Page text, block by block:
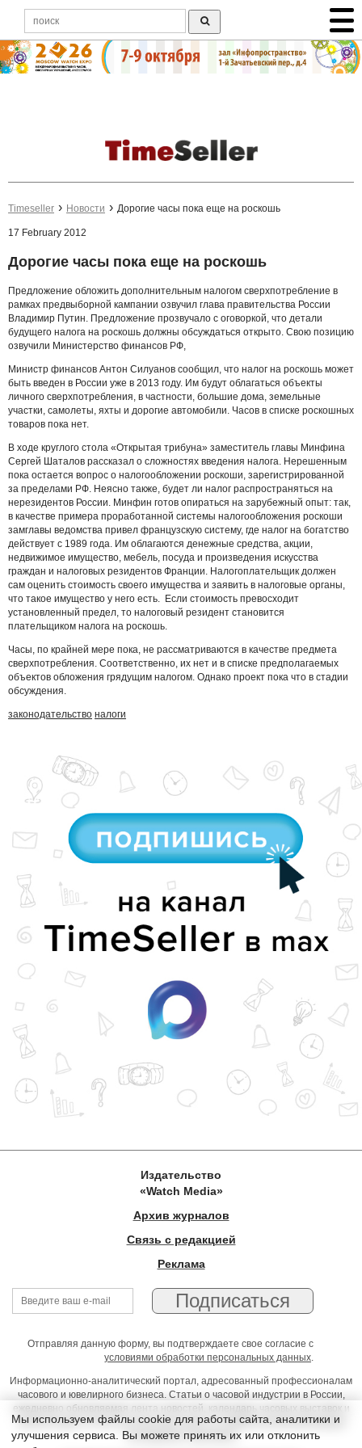
Timeseller Новости Дорогие часы пока еще на роскошь
17 February 2012
Дорогие часы пока еще на роскошь
Предложение обложить дополнительным налогом сверхпотребление в
рамках предвыборной кампании озвучил глава правительства России
Владимир Путин. Предложение прозвучало с оговоркой, что детали
будущего налога на роскошь должны обсуждаться открыто. Свою позицию
озвучили Министерство финансов РФ,
Министр финансов Антон Силуанов сообщил, что налог на роскошь может
быть введен в России уже в 2013 году. Им будут облагаться объекты
личного сверхпотребления, в частности, большие дома, земельные
участки, самолеты, яхты и дорогие автомобили. Часов в списке роскошных
товаров пока нет.
В ходе круглого стола «Открытая трибуна» заместитель главы Минфина
Сергей Шаталов рассказал о сложностях введения налога. Нерешенным
пока остается вопрос о налогообложении роскоши, зарегистрированной
за пределами РФ. Неясно также, будет ли налог распространяться на
нерезидентов России. Минфин готов опираться на зарубежный опыт: так,
в качестве примера проработанной системы налогообложения роскоши
замглавы ведомства привел французскую систему, где налог на богатство
действует с 1989 года. Им облагаются денежные средства, акции,
недвижимое имущество, мебель, посуда и произведения искусства
граждан и налоговых резидентов Франции. Налогоплательщик должен
сам оценить стоимость своего имущества и заявить в налоговые органы,
что такое имущество у него есть. Если стоимость превосходит
установленный предел, то налоговый резидент становится
плательщиком налога на роскошь.
Часы, по крайней мере пока, не рассматриваются в качестве предмета
сверхпотребления. Соответственно, их нет и в списке предполагаемых
объектов обложения грядущим налогом. Однако проект пока что в стадии
обсуждения.
законодательство налоги
Издательство
«Watch Media»
Архив журналов
Связь с редакцией
Реклама
Отправляя данную форму, вы подтверждаете свое согласие с
условиями обработки персональных данных.
Информационно-аналитический портал, адресованный профессионалам
часового и ювелирного бизнеса. Статьи о часовой индустрии в России,
ежедневно обновляемая лента новостей, календарь часовых выставок и
презентаций, on-line консультации юриста, профессиональный форум
часовщиков и ювелиров
Мы используем файлы cookie для работы сайта, аналитики и
улучшения сервиса. Вы можете принять их или отклонить